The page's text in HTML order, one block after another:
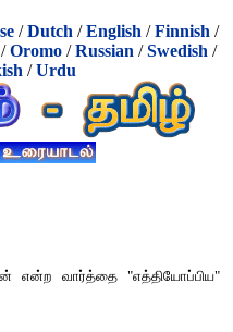
/Dutch /English /Finnish /
/Oromo /Russian /Swedish /
/Urdu
என்ற வார்த்தை "எத்தியோப்பிய"